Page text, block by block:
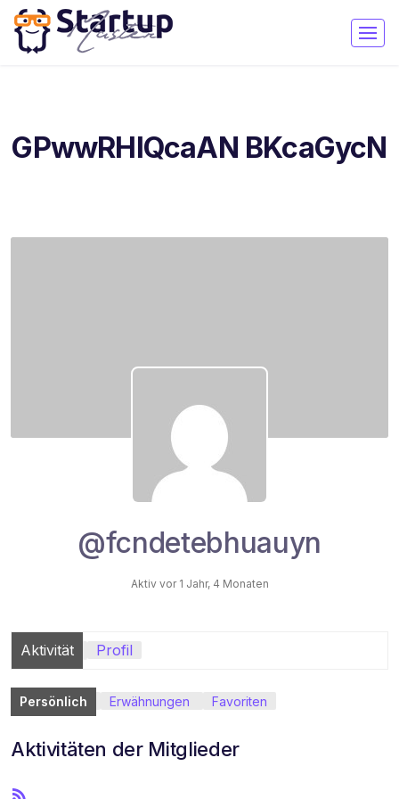
GPwwRHlQcaAN BKcaGycN
@fcndetebhuauyn
Aktiv vor 1 Jahr, 4 Monaten
Aktivität Profil
Persönlich Erwähnungen Favoriten
Aktivitäten der Mitglieder